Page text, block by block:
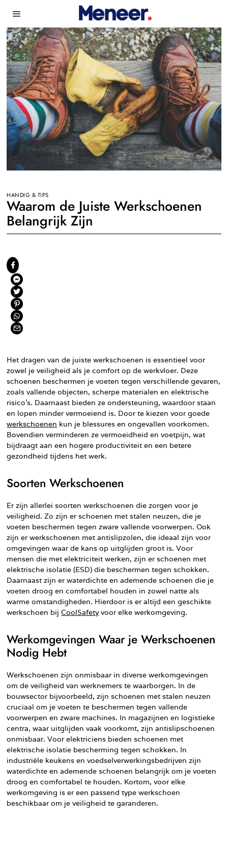
HANDIG & TIPS
Waarom de Juiste Werkschoenen
Belangrijk Zijn
Het dragen van de juiste werkschoenen is essentieel voor
zowel je veiligheid als je comfort op de werkvloer. Deze
schoenen beschermen je voeten tegen verschillende gevaren,
zoals vallende objecten, scherpe materialen en elektrische
risico’s. Daarnaast bieden ze ondersteuning, waardoor staan
en lopen minder vermoeiend is. Door te kiezen voor goede
werkschoenen kun je blessures en ongevallen voorkomen.
Bovendien verminderen ze vermoeidheid en voetpijn, wat
bijdraagt aan een hogere productiviteit en een betere
gezondheid tijdens het werk.
Soorten Werkschoenen
Er zijn allerlei soorten werkschoenen die zorgen voor je
veiligheid. Zo zijn er schoenen met stalen neuzen, die je
voeten beschermen tegen zware vallende voorwerpen. Ook
zijn er werkschoenen met antislipzolen, die ideaal zijn voor
omgevingen waar de kans op uitglijden groot is. Voor
mensen die met elektriciteit werken, zijn er schoenen met
elektrische isolatie (ESD) die beschermen tegen schokken.
Daarnaast zijn er waterdichte en ademende schoenen die je
voeten droog en comfortabel houden in zowel natte als
warme omstandigheden. Hierdoor is er altijd een geschikte
werkschoen bijCoolSafetyvoor elke werkomgeving.
Werkomgevingen Waar je Werkschoenen
Nodig Hebt
Werkschoenen zijn onmisbaar in diverse werkomgevingen
om de veiligheid van werknemers te waarborgen. In de
bouwsector bijvoorbeeld, zijn schoenen met stalen neuzen
cruciaal om je voeten te beschermen tegen vallende
voorwerpen en zware machines. In magazijnen en logistieke
centra, waar uitglijden vaak voorkomt, zijn antislipschoenen
onmisbaar. Voor elektriciens bieden schoenen met
elektrische isolatie bescherming tegen schokken. In
industriële keukens en voedselverwerkingsbedrijven zijn
waterdichte en ademende schoenen belangrijk om je voeten
droog en comfortabel te houden. Kortom, voor elke
werkomgeving is er een passend type werkschoen
beschikbaar om je veiligheid te garanderen.